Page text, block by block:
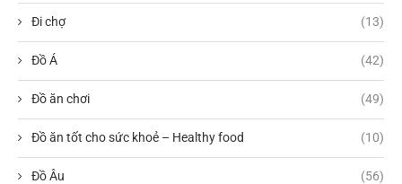
Đi chợ (13)
Đồ Á (42)
Đồ ăn chơi (49)
Đồ ăn tốt cho sức khoẻ – Healthy food (10)
Đồ Âu (56)